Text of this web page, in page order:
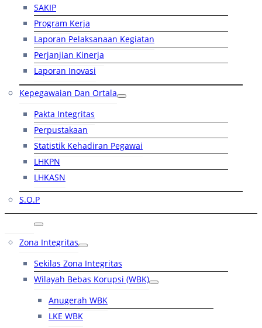
SAKIP
Program Kerja
Laporan Pelaksanaan Kegiatan
Perjanjian Kinerja
Laporan Inovasi
Kepegawaian Dan Ortala
Pakta Integritas
Perpustakaan
Statistik Kehadiran Pegawai
LHKPN
LHKASN
S.O.P
Zona Integritas
Sekilas Zona Integritas
Wilayah Bebas Korupsi (WBK)
Anugerah WBK
LKE WBK